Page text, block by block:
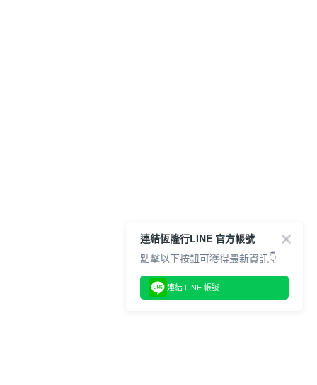
連結恆隆行LINE 官方帳號
點擊以下按鈕可獲得最新資訊👇
連結 LINE 帳號